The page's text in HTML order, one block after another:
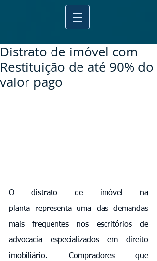
Distrato de imóvel com
Restituição de até 90% do
valor pago
O distrato de imóvel na
planta representa uma das demandas
mais frequentes nos escritórios de
advocacia especializados em direito
imobiliário. Compradores que